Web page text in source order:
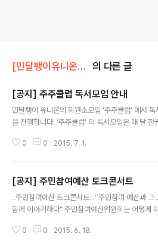
[민달팽이유니온]/* 공지사항 의 다른 글
[공지] 주주클럽 독서모임 안내
민달팽이 유니온의 회원소모임 '주주클럽' 에서 독
을 진행합니다. '주주클럽' 의 독서모임은 매 달 한
월의 첫 모임은 '아파트게임' 을 함께 읽고 이야기를
부탁드립니다.
0 0 2015. 7. 1.
[공지] 주민참여예산 토크콘서트
ːː주민참여예산 토크콘서트ːː “주민참여 예산과 그
함께 이야기하다" 주민참여예산위원회는 어떻게
풍경들. 주민참여예산, 우리는 무엇을 어떻게 할 수
0 0 2015. 6. 18.